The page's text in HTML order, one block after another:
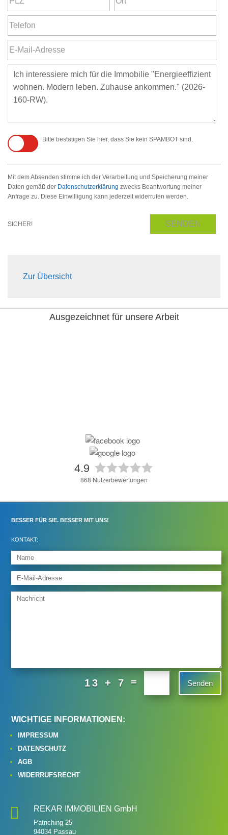
Bitte bestätigen Sie hier, dass Sie kein SPAMBOT sind.
Mit dem Absenden stimme ich der Verarbeitung und Speicherung meiner
Daten gemäß der Datenschutzerklärung zwecks Beantwortung meiner
Anfrage zu. Diese Einwilligung kann jederzeit widerrufen werden.
SICHER! SENDEN
Zur Übersicht
Ausgezeichnet für unsere Arbeit
4.9
868 Nutzerbewertungen
BESSER FÜR SIE. BESSER MIT UNS!
KONTAKT:
13 + 7 = Senden
WICHTIGE INFORMATIONEN:
IMPRESSUM
DATENSCHUTZ
AGB
WIDERRUFSRECHT
 REKAR IMMOBILIEN GmbH
Patriching 25
94034 Passau